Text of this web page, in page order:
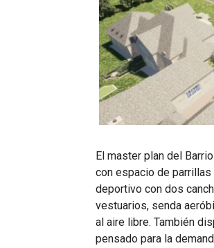
El master plan del
con espacio de
deportivo con dos
vestuarios, senda
al aire libre. También
pensado para la